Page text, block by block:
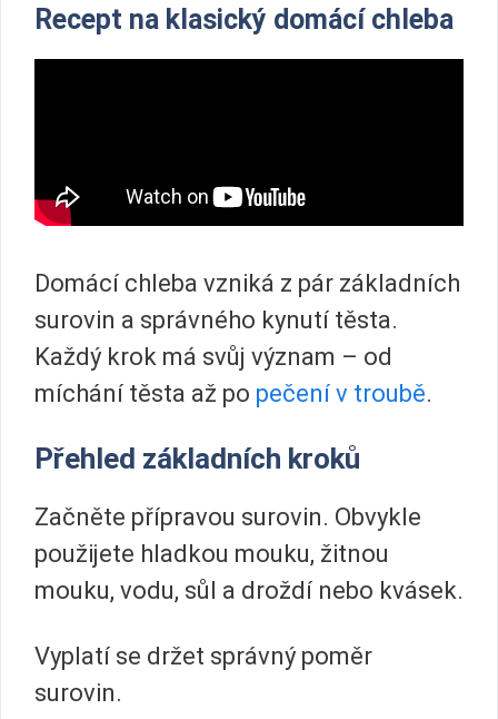
Recept na klasický domácí chleba
Domácí chleba vzniká z pár základních
surovin a správného kynutí těsta.
Každý krok má svůj význam – od
míchání těsta až po pečení v troubě.
Přehled základních kroků
Začněte přípravou surovin. Obvykle
použijete hladkou mouku, žitnou
mouku, vodu, sůl a droždí nebo kvásek.
Vyplatí se držet správný poměr
surovin.